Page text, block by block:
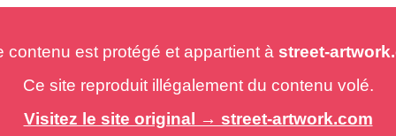
est protégé et appartient à street-
Ce site reproduit illégalement du contenu volé.
Visitez le site original → street-artwork.com